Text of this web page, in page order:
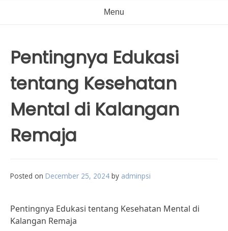
Menu
Pentingnya Edukasi
tentang Kesehatan
Mental di Kalangan
Remaja
Posted on December 25, 2024 by adminpsi
Pentingnya Edukasi tentang Kesehatan Mental di
Kalangan Remaja